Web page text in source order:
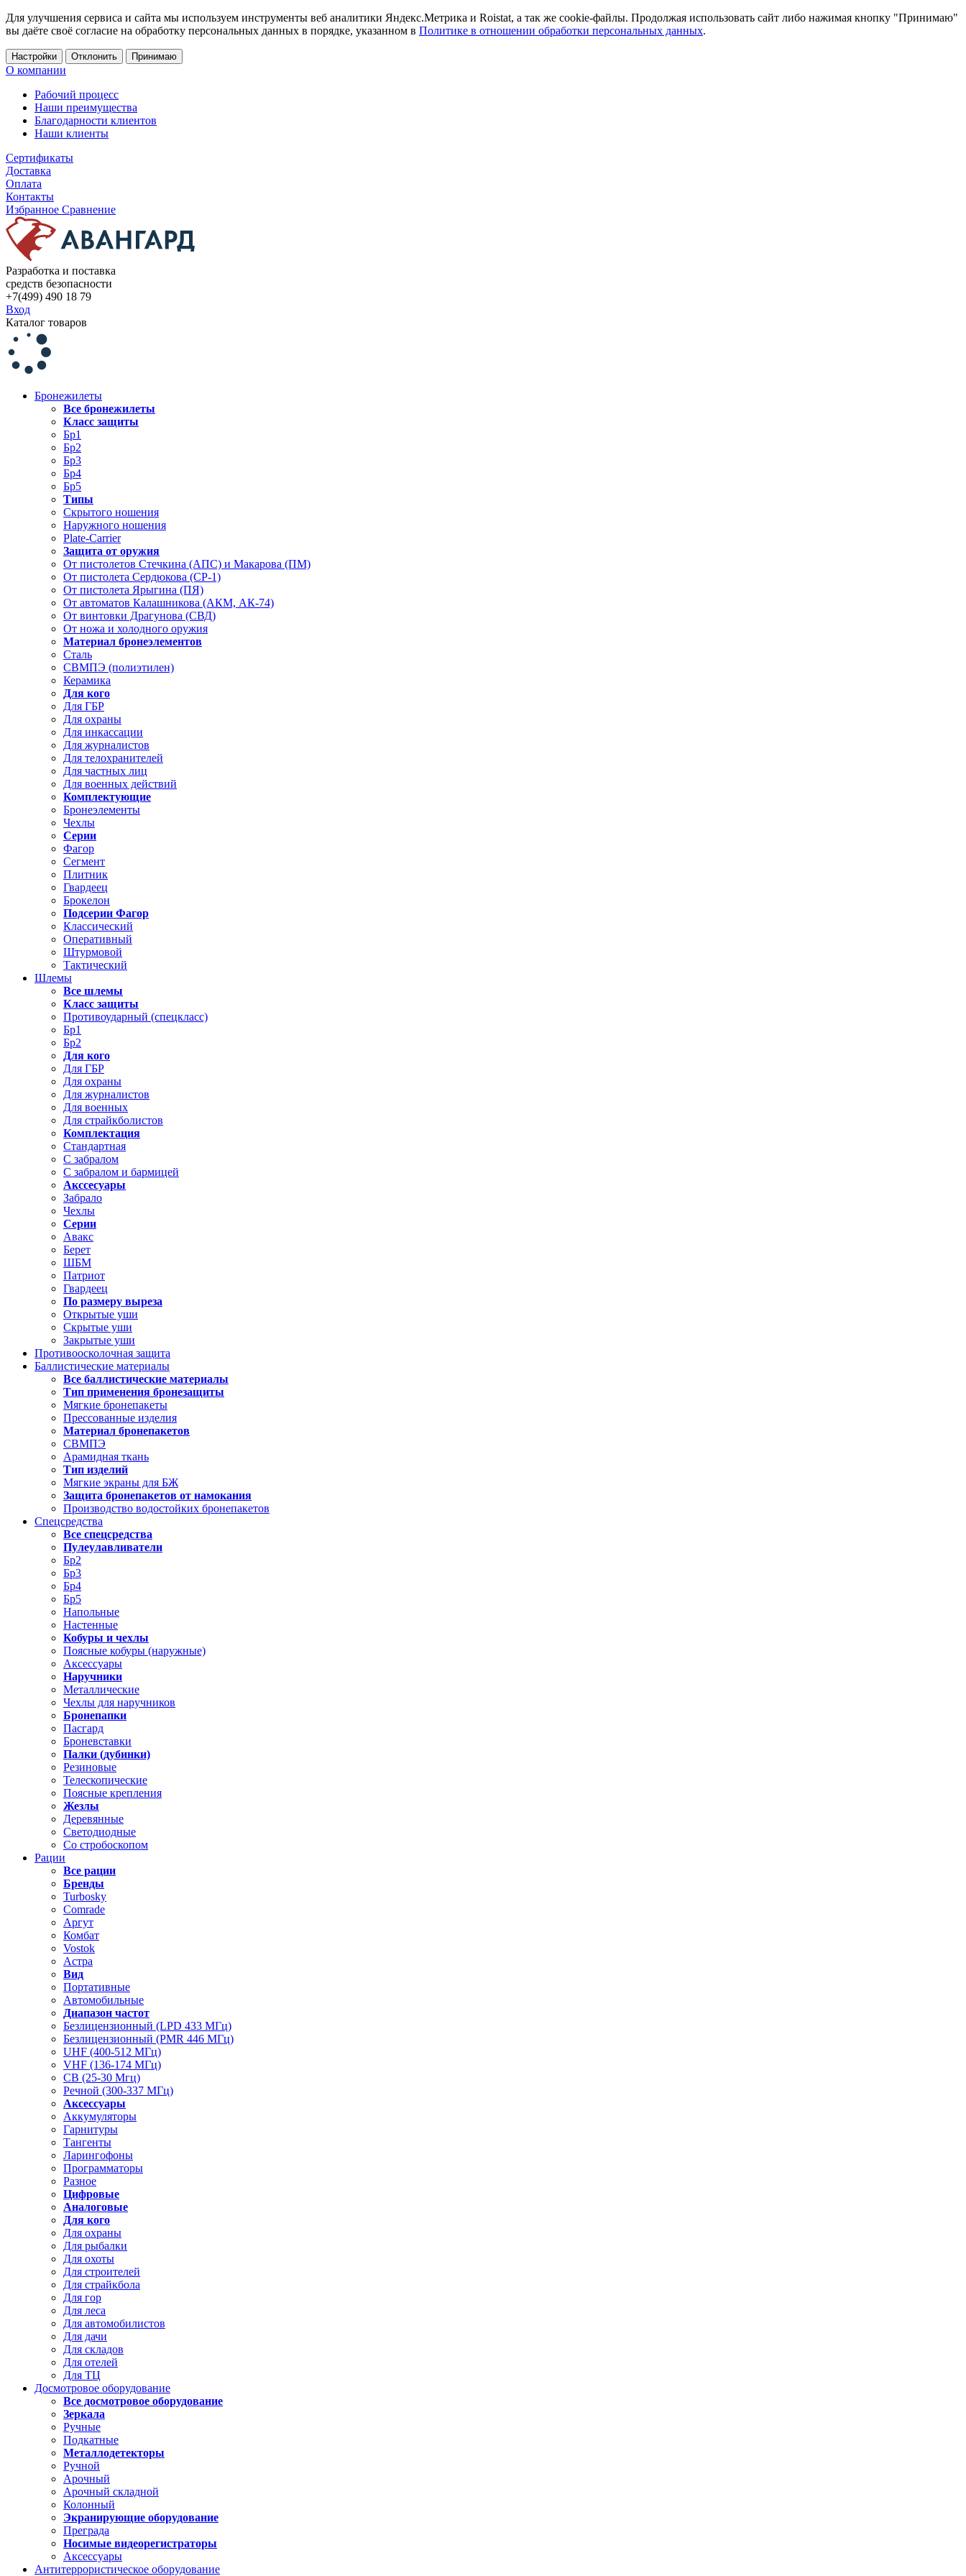
Для улучшения сервиса и сайта мы используем инструменты веб аналитики Яндекс.Метрика и Roistat, а так же cookie-файлы. Продолжая использовать сайт либо нажимая кнопку "Принимаю"
вы даёте своё согласие на обработку персональных данных в порядке, указанном в Политике в отношении обработки персональных данных.
Настройки Отклонить Принимаю
О компании
Рабочий процесс
Наши преимущества
Благодарности клиентов
Наши клиенты
Сертификаты
Доставка
Оплата
Контакты
Избранное Сравнение
Разработка и поставка
средств безопасности
+7(499) 490 18 79
Вход
Каталог товаров
Бронежилеты
Все бронежилеты
Класс защиты
Бр1
Бр2
Бр3
Бр4
Бр5
Типы
Скрытого ношения
Наружного ношения
Plate-Carrier
Защита от оружия
От пистолетов Стечкина (АПС) и Макарова (ПМ)
От пистолета Сердюкова (СР-1)
От пистолета Ярыгина (ПЯ)
От автоматов Калашникова (АКМ, АК-74)
От винтовки Драгунова (СВД)
От ножа и холодного оружия
Материал бронеэлементов
Сталь
СВМПЭ (полиэтилен)
Керамика
Для кого
Для ГБР
Для охраны
Для инкассации
Для журналистов
Для телохранителей
Для частных лиц
Для военных действий
Комплектующие
Бронеэлементы
Чехлы
Серии
Фагор
Сегмент
Плитник
Гвардеец
Брокелон
Подсерии Фагор
Классический
Оперативный
Штурмовой
Тактический
Шлемы
Все шлемы
Класс защиты
Противоударный (спецкласс)
Бр1
Бр2
Для кого
Для ГБР
Для охраны
Для журналистов
Для военных
Для страйкболистов
Комплектация
Стандартная
С забралом
С забралом и бармицей
Акссесуары
Забрало
Чехлы
Серии
Авакс
Берет
ШБМ
Патриот
Гвардеец
По размеру выреза
Открытые уши
Скрытые уши
Закрытые уши
Противоосколочная защита
Баллистические материалы
Все баллистические материалы
Тип применения бронезащиты
Мягкие бронепакеты
Прессованные изделия
Материал бронепакетов
СВМПЭ
Арамидная ткань
Тип изделий
Мягкие экраны для БЖ
Защита бронепакетов от намокания
Производство водостойких бронепакетов
Спецсредства
Все спецсредства
Пулеулавливатели
Бр2
Бр3
Бр4
Бр5
Напольные
Настенные
Кобуры и чехлы
Поясные кобуры (наружные)
Аксессуары
Наручники
Металлические
Чехлы для наручников
Бронепапки
Пасгард
Броневставки
Палки (дубинки)
Резиновые
Телескопические
Поясные крепления
Жезлы
Деревянные
Светодиодные
Со стробоскопом
Рации
Все рации
Бренды
Turbosky
Comrade
Аргут
Комбат
Vostok
Астра
Вид
Портативные
Автомобильные
Диапазон частот
Безлицензионный (LPD 433 МГц)
Безлицензионный (PMR 446 МГц)
UHF (400-512 МГц)
VHF (136-174 МГц)
CB (25-30 Мгц)
Речной (300-337 МГц)
Аксессуары
Аккумуляторы
Гарнитуры
Тангенты
Ларингофоны
Программаторы
Разное
Цифровые
Аналоговые
Для кого
Для охраны
Для рыбалки
Для охоты
Для строителей
Для страйкбола
Для гор
Для леса
Для автомобилистов
Для дачи
Для складов
Для отелей
Для ТЦ
Досмотровое оборудование
Все досмотровое оборудование
Зеркала
Ручные
Подкатные
Металлодетекторы
Ручной
Арочный
Арочный складной
Колонный
Экранирующие оборудование
Преграда
Носимые видеорегистраторы
Аксессуары
Антитеррористическое оборудование